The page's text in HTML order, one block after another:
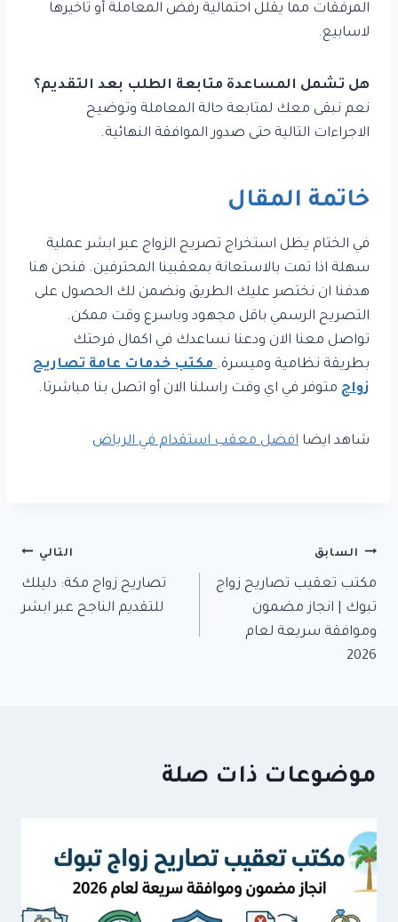
المرفقات مما يقلل احتمالية رفض المعاملة أو تاخيرها
لاسابيع.
هل تشمل المساعدة متابعة الطلب بعد التقديم؟
نعم نبقى معك لمتابعة حالة المعاملة وتوضيح
الاجراءات التالية حتى صدور الموافقة النهائية.
خاتمة المقال
في الختام يظل استخراج تصريح الزواج عبر ابشر عملية
سهلة اذا تمت بالاستعانة بمعقبينا المحترفين. فنحن هنا
هدفنا ان نختصر عليك الطريق ونضمن لك الحصول على
التصريح الرسمي باقل مجهود وباسرع وقت ممكن.
تواصل معنا الان ودعنا نساعدك في اكمال فرحتك
بطريقة نظامية وميسرة.مكتب خدمات عامة تصاريح
زواج متوفر في اي وقت راسلنا الان أو اتصل بنا مباشرتا.
شاهد ايضا افضل معقب استقدام في الرياض
تصفّح
المقالات
السابق
مكتب تعقيب تصاريح زواج
تبوك | انجاز مضمون
وموافقة سريعة لعام
2026
التالي
تصاريح زواج مكة: دليلك
للتقديم الناجح عبر ابشر
موضوعات ذات صلة